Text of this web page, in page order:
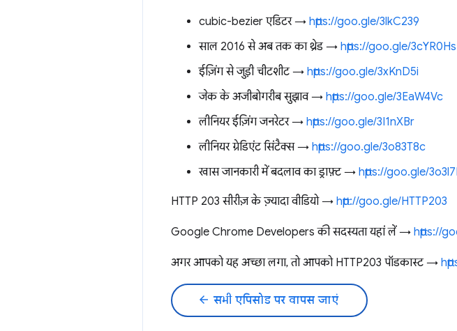
cubic-bezier एडिटर → https://goo.gle/3lkC239
साल 2016 से अब तक का थ्रेड → https://goo.gle/3cYR0Hs
ईज़िंग से जुड़ी चीटशीट → https://goo.gle/3xKnD5i
जेक के अजीबोगरीब सुझाव → https://goo.gle/3EaW4Vc
लीनियर ईज़िंग जनरेटर → https://goo.gle/3I1nXBr
लीनियर ग्रेडिएंट सिंटैक्स → https://goo.gle/3o83T8c
खास जानकारी में बदलाव का ड्राफ़्ट → https://goo.gle/
HTTP 203 सीरीज़ के ज़्यादा वीडियो → http://goo.gle/HTTP203
Google Chrome Developers की सदस्यता यहां लें → https://
अगर आपको यह अच्छा लगा, तो आपको HTTP203 पॉडकास्ट →
arrow_back सभी एपिसोड पर वापस जाएं